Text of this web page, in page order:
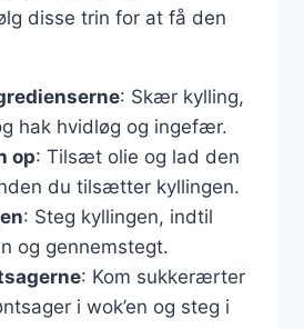
disse trin for at få den
: Skær kylling,
hak hvidløg og ingefær.
op: Tilsæt olie og lad den
du tilsætter kyllingen.
: Steg kyllingen, indtil
og gennemstegt.
: Kom sukkerærter
i wok’en og steg i